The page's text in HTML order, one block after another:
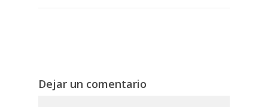
Dejar un comentario